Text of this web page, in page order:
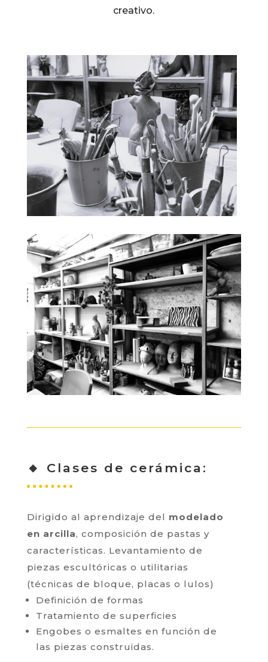
creativo.
🔸 Clases de cerámica:
Dirigido al aprendizaje del modelado
en arcilla, composición de pastas y
características. Levantamiento de
piezas escultóricas o utilitarias
(técnicas de bloque, placas o lulos)
Definición de formas
Tratamiento de superficies
Engobes o esmaltes en función de
las piezas construidas.